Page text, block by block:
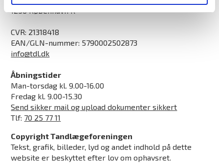
1256 København K
CVR: 21318418
EAN/GLN-nummer: 5790002502873
info@tdl.dk
Åbningstider
Man-torsdag kl. 9.00-16.00
Fredag kl. 9.00-15.30
Send sikker mail og upload dokumenter sikkert
Tlf: 70 25 77 11
Copyright Tandlægeforeningen
Tekst, grafik, billeder, lyd og andet indhold på dette
website er beskyttet efter lov om ophavsret.